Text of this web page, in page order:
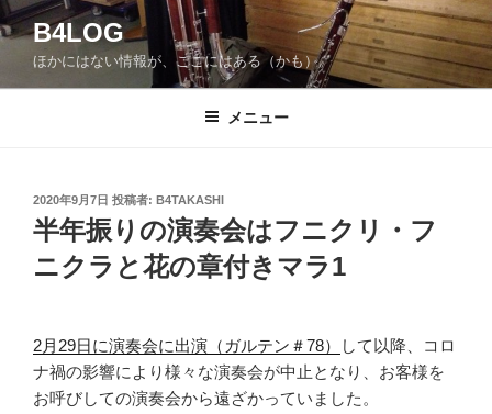
コ
ン
ン
B4LOG
ほかにはない情報が、ここにはある（かも）。
メニュー
投
稿
2020年9月7日 投稿者: B4TAKASHI
半年振りの演奏会はフニクリ・フ
ニクラと花の章付きマラ1
2月29日に演奏会に出演（ガルテン＃78）
して以降、コロ
ナ禍の影響により様々な演奏会が中止となり、お客様を
お呼びしての演奏会から遠ざかっていました。